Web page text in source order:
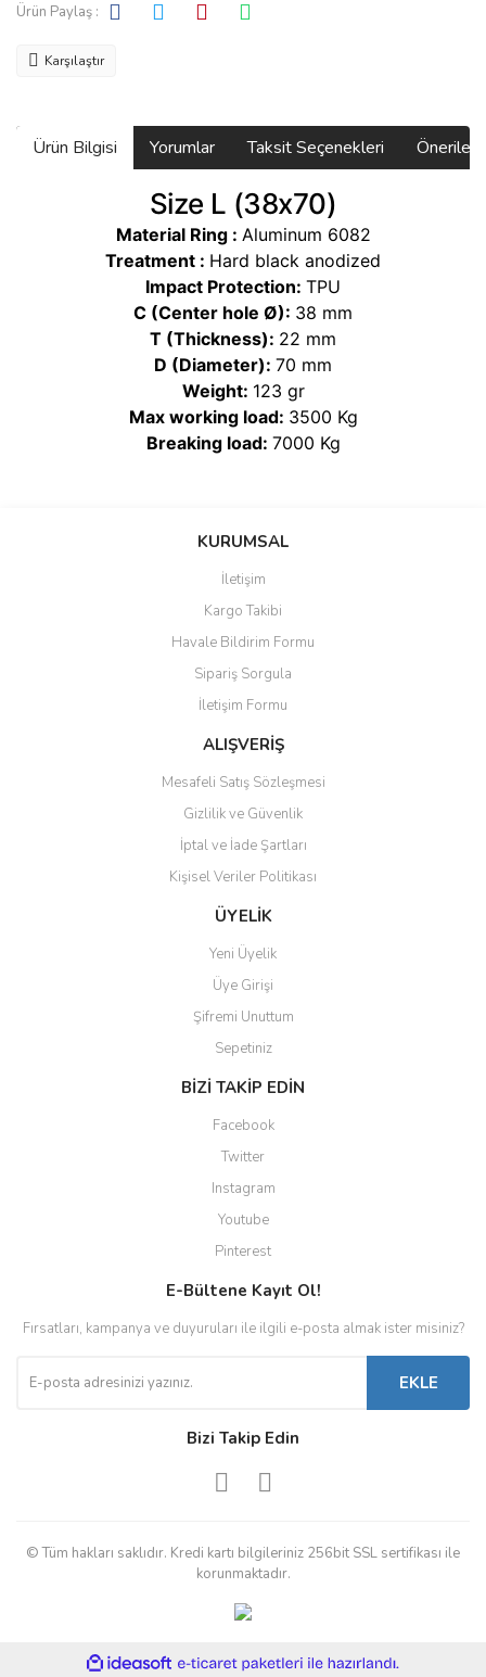
Ürün Paylaş :
Karşılaştır
Ürün Bilgisi Yorumlar Taksit Seçenekleri
Size L (38x70)
Material Ring : Aluminum 6082
Treatment : Hard black anodized
Impact Protection: TPU
C (Center hole Ø): 38 mm
T (Thickness): 22 mm
D (Diameter): 70 mm
Weight: 123 gr
Max working load: 3500 Kg
Breaking load: 7000 Kg
Bu ürüne ilk yorumu siz yapın!
Ürün resmi kalitesiz, bozuk veya görüntülenemiyor.
Ürün açıklamasında eksik bilgiler bulunuyor.
Ürün bilgilerinde hatalar bulunuyor.
Ürün fiyatı diğer sitelerden daha pahalı.
Bu ürüne benzer farklı alternatifler olmalı.
Gönder
KURUMSAL
İletişim
Kargo Takibi
Havale Bildirim Formu
Sipariş Sorgula
İletişim Formu
ALIŞVERİŞ
Mesafeli Satış Sözleşmesi
Gizlilik ve Güvenlik
İptal ve İade Şartları
Kişisel Veriler Politikası
ÜYELİK
Yeni Üyelik
Üye Girişi
Şifremi Unuttum
Sepetiniz
BİZİ TAKİP EDİN
Facebook
Twitter
Instagram
Youtube
Pinterest
E-Bültene Kayıt Ol!
Fırsatları, kampanya ve duyuruları ile ilgili e-posta almak ister misiniz?
EKLE
Bizi Takip Edin
© Tüm hakları saklıdır. Kredi kartı bilgileriniz 256bit SSL sertifikası ile
korunmaktadır.
ideasoft
e-